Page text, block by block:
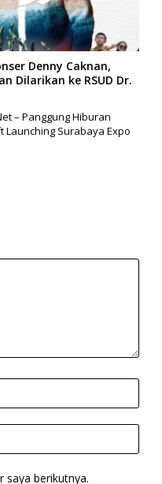
Denny Caknan,
Dilarikan ke RSUD Dr.
– Panggung Hiburan
Launching Surabaya Expo
saya berikutnya.